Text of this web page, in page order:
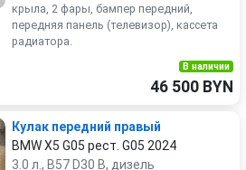
крыла, 2 фары, бампер передний,
передняя панель (телевизор), кассета
радиатора.
В наличии
46 500 BYN
Кулак передний правый
BMW X5 G05 рест. G05 2024
3.0 л., B57 D30 B, дизель